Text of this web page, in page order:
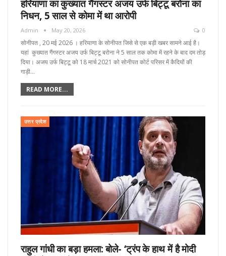
हरियाणा का कुख्यात गैंगस्टर अजय उर्फ बिट्टू बरोना का
निधन, 5 साल से कोमा में था आरोपी
Admin May 20, 2026 0
सोनीपत , 20 मई 2026 । हरियाणा के सोनीपत जिसे से एक बड़ी खबर सामने आई है।
यहां कुख्यात गैंगस्टर अजय उर्फ बिट्टू बरोना ने 5 साल तक कोमा में रहने के बाद दम तोड़
दिया। अजय उर्फ बिट्टू को 18 मार्च 2021 को सोनीपत कोर्ट परिसर में कैदियों की
गाड़ी…
READ MORE...
उत्तर प्रदेश
राहुल गांधी का बड़ा हमला: बोले- ‘ट्रंप के हाथ में है मोदी